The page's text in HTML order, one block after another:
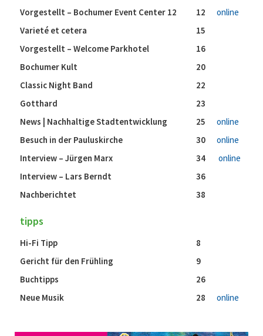
Vorgestellt – Bochumer Event Center 12
12
online
Varieté et cetera
15
Vorgestellt – Welcome Parkhotel
16
Bochumer Kult
20
Classic Night Band
22
Gotthard
23
News | Nachhaltige Stadtentwicklung
25
online
Besuch in der Pauluskirche
30
online
Interview – Jürgen Marx
34
online
Interview – Lars Berndt
36
Nachberichtet
38
tipps
Hi-Fi Tipp
8
Gericht für den Frühling
9
Buchtipps
26
Neue Musik
28 online